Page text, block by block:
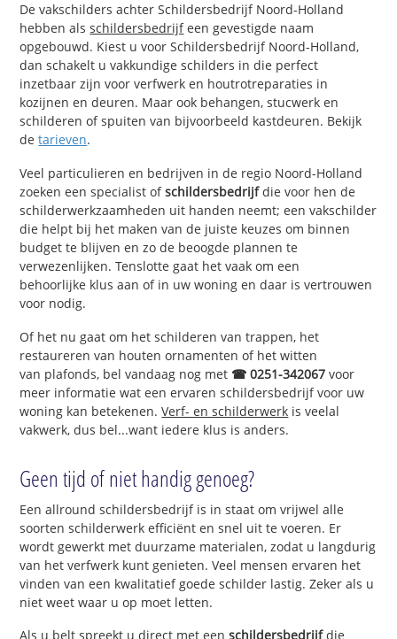
De vakschilders achter Schildersbedrijf Noord-Holland
hebben alsschildersbedrijfeen gevestigde naam
opgebouwd. Kiest u voor Schildersbedrijf Noord-Holland,
dan schakelt u vakkundige schilders in die perfect
inzetbaar zijn voor verfwerk en houtrotreparaties in
kozijnen en deuren. Maar ook behangen, stucwerk en
schilderen of spuiten van bijvoorbeeld kastdeuren. Bekijk
detarieven.
Veel particulieren en bedrijven in de regio Noord-Holland
zoeken een specialist ofschildersbedrijfdie voor hen de
schilderwerkzaamheden uit handen neemt; een vakschilder
die helpt bij het maken van de juiste keuzes om binnen
budget te blijven en zo de beoogde plannen te
verwezenlijken. Tenslotte gaat het vaak om een
behoorlijke klus aan of in uw woning en daar is vertrouwen
voor nodig.
Of het nu gaat om het schilderen van trappen, het
restaureren van houten ornamenten of het witten
van plafonds, bel vandaag nog met ☎ 0251-342067 voor
meer informatie wat een ervaren schildersbedrijf voor uw
woning kan betekenen.Verf- en schilderwerk is veelal
vakwerk, dus bel...want iedere klus is anders.
Geen tijd of niet handig genoeg?
Een allround schildersbedrijf is in staat om vrijwel alle
soorten schilderwerk efficiënt en snel uit te voeren. Er
wordt gewerkt met duurzame materialen, zodat u langdurig
van het verfwerk kunt genieten. Veel mensen ervaren het
vinden van een kwalitatief goede schilder lastig. Zeker als u
niet weet waar u op moet letten.
Als u belt spreekt u direct met eenschildersbedrijfdie